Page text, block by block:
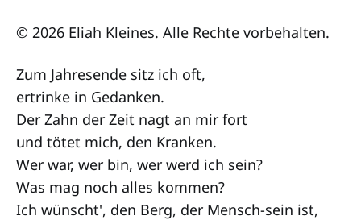
© 2026 Eliah Kleines. Alle Rechte vorbehalten.
Zum Jahresende sitz ich oft,
ertrinke in Gedanken.
Der Zahn der Zeit nagt an mir fort
und tötet mich, den Kranken.
Wer war, wer bin, wer werd ich sein?
Was mag noch alles kommen?
Ich wünscht', den Berg, der Mensch-sein ist,